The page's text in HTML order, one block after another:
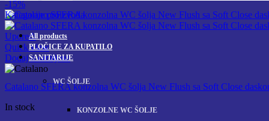
Kategorije proizvoda
All products
PLOČICE ZA KUPATILO
SANITARIJE
WC ŠOLJE
KONZOLNE WC ŠOLJE
-15%
Uporedi
Quick view
Dodaj u omiljene
Catalano SFERA konzolna WC šolja New Flush sa Soft Close
In stock